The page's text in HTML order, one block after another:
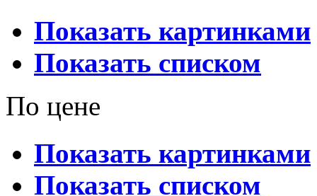
Показать картинками
Показать списком
По цене
Показать картинками
Показать списком